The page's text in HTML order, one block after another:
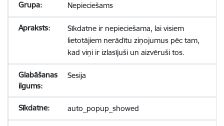
Nepieciešams
Sīkdatne ir nepieciešama, lai visiem
lietotājiem nerādītu ziņojumus pēc tam,
kad viņi ir izlasījuši un aizvēruši tos.
Sesija
auto_popup_showed